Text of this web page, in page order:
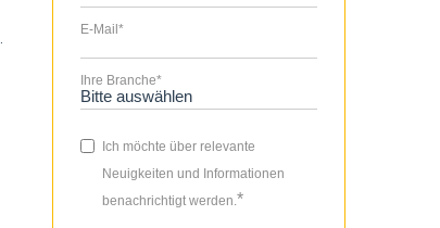
E-Mail*
Ihre Branche*
Ich möchte über relevante
Neuigkeiten und Informationen
benachrichtigt werden. *